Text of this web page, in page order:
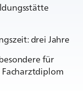
drei Jahre
für